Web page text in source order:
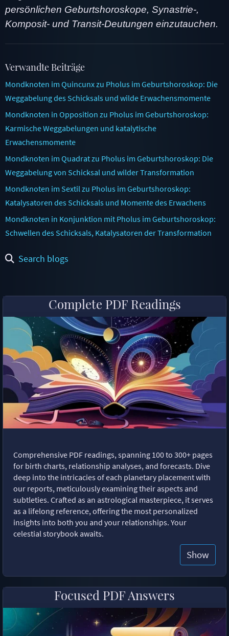
persönlichen Geburtshoroskope, Synastrie-,
Komposit- und Transit-Deutungen einzutauchen.
Verwandte Beiträge
Mondknoten im Quincunx zu Pholus im Geburtshoroskop: Die
Weggabelung des Schicksals und wilde Erwachensmomente
Mondknoten in Opposition zu Pholus im Geburtshoroskop:
Karmische Weggabelungen und katalytische
Erwachensmomente
Mondknoten im Quadrat zu Pholus im Geburtshoroskop: Die
Weggabelung von Schicksal und wilder Transformation
Mondknoten im Sextil zu Pholus im Geburtshoroskop:
Katalysatoren des Schicksals und Momente des Erwachens
Mondknoten in Konjunktion mit Pholus im Geburtshoroskop:
Schwellen des Schicksals, Katalysatoren der Transformation
Search blogs
Complete PDF Readings
Comprehensive PDF readings, spanning 100 to 300+ pages
for birth charts, relationship analyses, and forecasts. Dive
deep into the intricacies of each planetary placement with
our reports, meticulously examining their aspects and
subtleties. Crafted as an astrological masterpiece, it serves
as a lifelong reference, offering the most personalized
insights into both you and your relationships. Your
celestial storybook awaits.
Show
Focused PDF Answers